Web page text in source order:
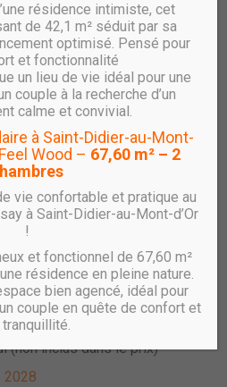
B2.903
avec loggia et
UTÔPIA à Villeurbanne
vous propose unappartement
et stationnement
dans le nouveau quartier
:
63.66 m²
(non inclus dans le prix)**
2028
résidence intimiste, cet
de 42,1 m² séduit par sa
optimisé. Pensé pour
et fonctionnalité
un lieu de vie idéal pour une
couple à la recherche d’un
calme et convivial.
à Saint-Didier-au-Mont-
Wood – 67,60 m² – 2
vie confortable et pratique au
à Saint-Didier-au-Mont-d’Or
!
et fonctionnel de 67,60 m²
résidence en pleine nature.
bien agencé, idéal pour
couple en quête de confort et